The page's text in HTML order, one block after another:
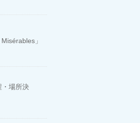
」
場所決